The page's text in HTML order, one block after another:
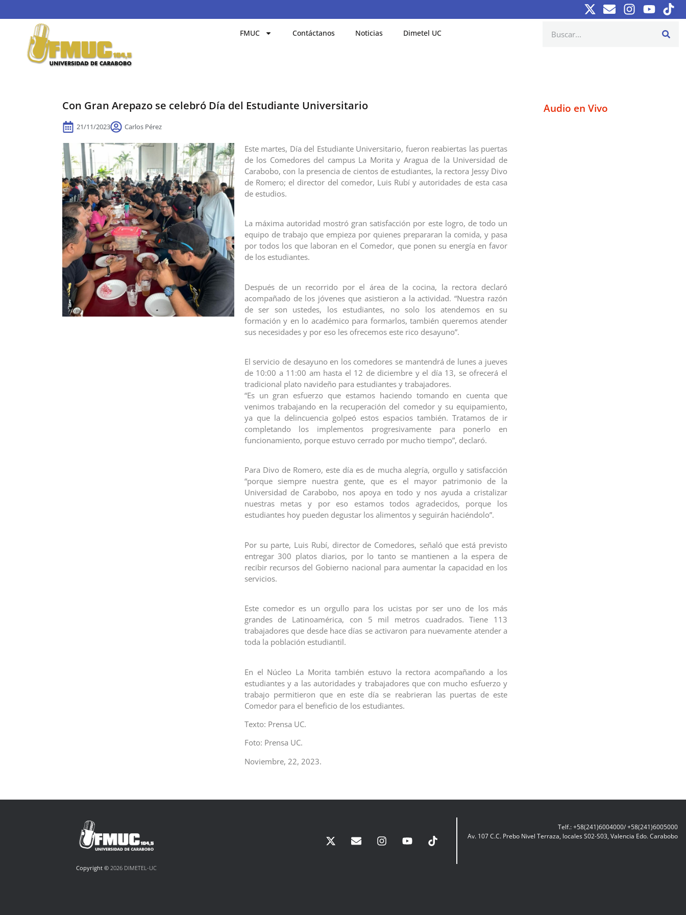
FMUC Contáctanos Noticias Dimetel UC
Con Gran Arepazo se celebró Día del Estudiante Universitario
21/11/2023 Carlos Pérez
Este martes, Día del Estudiante Universitario, fueron reabiertas las puertas
de los Comedores del campus La Morita y Aragua de la Universidad de
Carabobo, con la presencia de cientos de estudiantes, la rectora Jessy Divo
de Romero; el director del comedor, Luis Rubí y autoridades de esta casa
de estudios.
La máxima autoridad mostró gran satisfacción por este logro, de todo un
equipo de trabajo que empieza por quienes prepararan la comida, y pasa
por todos los que laboran en el Comedor, que ponen su energía en favor
de los estudiantes.
Después de un recorrido por el área de la cocina, la rectora declaró
acompañado de los jóvenes que asistieron a la actividad. “Nuestra razón
de ser son ustedes, los estudiantes, no solo los atendemos en su
formación y en lo académico para formarlos, también queremos atender
sus necesidades y por eso les ofrecemos este rico desayuno”.
El servicio de desayuno en los comedores se mantendrá de lunes a jueves
de 10:00 a 11:00 am hasta el 12 de diciembre y el día 13, se ofrecerá el
tradicional plato navideño para estudiantes y trabajadores.
“Es un gran esfuerzo que estamos haciendo tomando en cuenta que
venimos trabajando en la recuperación del comedor y su equipamiento,
ya que la delincuencia golpeó estos espacios también. Tratamos de ir
completando los implementos progresivamente para ponerlo en
funcionamiento, porque estuvo cerrado por mucho tiempo”, declaró.
Para Divo de Romero, este día es de mucha alegría, orgullo y satisfacción
“porque siempre nuestra gente, que es el mayor patrimonio de la
Universidad de Carabobo, nos apoya en todo y nos ayuda a cristalizar
nuestras metas y por eso estamos todos agradecidos, porque los
estudiantes hoy pueden degustar los alimentos y seguirán haciéndolo”.
Por su parte, Luis Rubí, director de Comedores, señaló que está previsto
entregar 300 platos diarios, por lo tanto se mantienen a la espera de
recibir recursos del Gobierno nacional para aumentar la capacidad en los
servicios.
Este comedor es un orgullo para los ucistas por ser uno de los más
grandes de Latinoamérica, con 5 mil metros cuadrados. Tiene 113
trabajadores que desde hace días se activaron para nuevamente atender a
toda la población estudiantil.
En el Núcleo La Morita también estuvo la rectora acompañando a los
estudiantes y a las autoridades y trabajadores que con mucho esfuerzo y
trabajo permitieron que en este día se reabrieran las puertas de este
Comedor para el beneficio de los estudiantes.
Texto: Prensa UC.
Foto: Prensa UC.
Noviembre, 22, 2023.
Audio en Vivo
Copyright ©2026 DIMETEL-UC
Telf.: +58(241)6004000/ +58(241)6005000
Av. 107 C.C. Prebo Nivel Terraza, locales S02-S03, Valencia Edo. Carabobo